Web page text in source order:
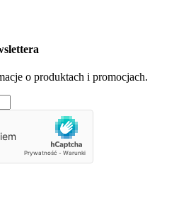
o produktach i promocjach.